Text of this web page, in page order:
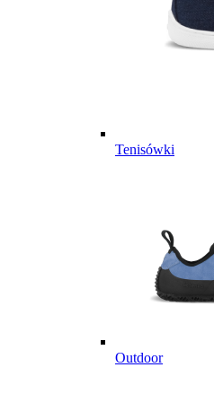
Tenisówki
Outdoor